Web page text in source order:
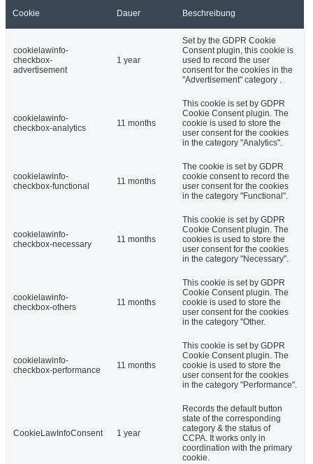
Cookie Dauer Beschreibung
cookielawinfo-
checkbox-
advertisement
1 year
Set by the GDPR Cookie
Consent plugin, this cookie is
used to record the user
consent for the cookies in the
"Advertisement" category .
cookielawinfo-
checkbox-analytics
11 months
This cookie is set by GDPR
Cookie Consent plugin. The
cookie is used to store the
user consent for the cookies
in the category "Analytics".
cookielawinfo-
checkbox-functional
11 months
The cookie is set by GDPR
cookie consent to record the
user consent for the cookies
in the category "Functional".
cookielawinfo-
checkbox-necessary
11 months
This cookie is set by GDPR
Cookie Consent plugin. The
cookies is used to store the
user consent for the cookies
in the category "Necessary".
cookielawinfo-
checkbox-others
11 months
This cookie is set by GDPR
Cookie Consent plugin. The
cookie is used to store the
user consent for the cookies
in the category "Other.
cookielawinfo-
checkbox-performance
11 months
This cookie is set by GDPR
Cookie Consent plugin. The
cookie is used to store the
user consent for the cookies
in the category "Performance".
CookieLawInfoConsent 1 year
Records the default button
state of the corresponding
category & the status of
CCPA. It works only in
coordination with the primary
cookie.